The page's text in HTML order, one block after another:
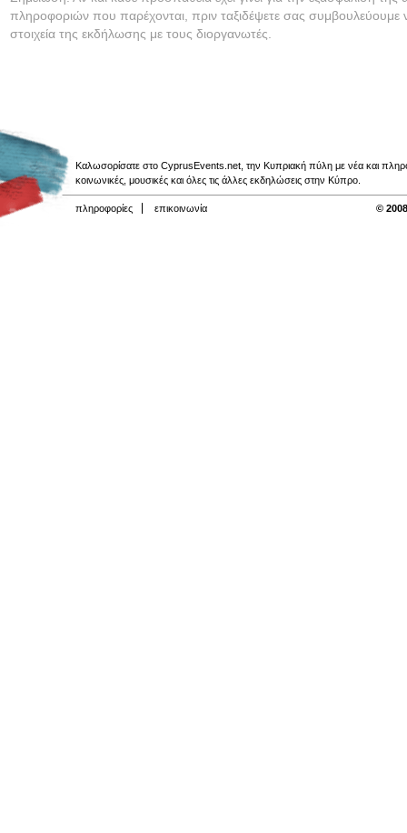
πληροφοριών που παρέχονται, πριν ταξιδέψετε σας συμβουλεύουμε
στοιχεία της εκδήλωσης με τους διοργανωτές.
Καλωσορίσατε στο CyprusEvents.net, την Κυπριακή πύλη με νέα και
κοινωνικές, μουσικές και όλες τις άλλες εκδηλώσεις στην Κύπρο.
πληροφορίες επικοινωνία ©